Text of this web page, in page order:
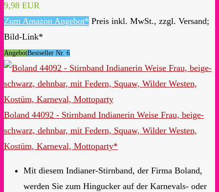
9,98 EUR
Zum Amazon Angebot* Preis inkl. MwSt., zzgl. Versand;
Bild-Link*
AngebotBestseller Nr. 6
Boland 44092 - Stirnband Indianerin Weise Frau, beige-
schwarz, dehnbar, mit Federn, Squaw, Wilder Westen,
Kostüm, Karneval, Mottoparty*
Mit diesem Indianer-Stirnband, der Firma Boland,
werden Sie zum Hingucker auf der Karnevals- oder